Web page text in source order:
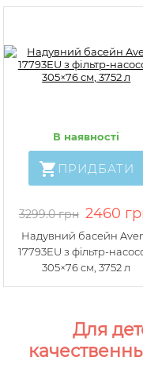
В наявності
ПРИДБАТИ
3299.0 грн 2460
Надувний басейн
17793EU з фільтр-
305×76 см, 3752 л
Для